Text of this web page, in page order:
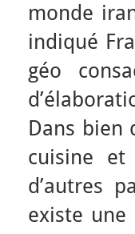
monde
indiqué
géo
Dans bien
cuisine
d’autres
existe une